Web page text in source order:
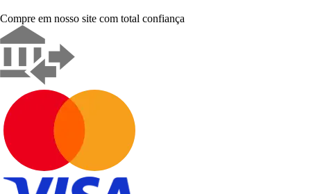
Compre em nosso site com total confiança